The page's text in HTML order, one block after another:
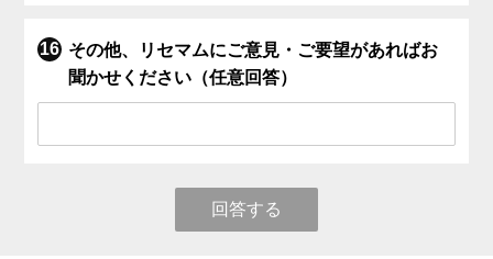
その他、リセマムにご意見・ご要望があればお
聞かせください（任意回答）
回答する